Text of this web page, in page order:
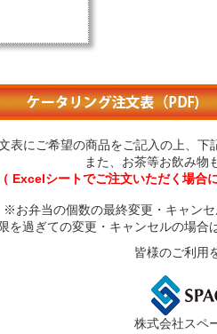
表にご希望の商品をご記入の上、下
また、お茶等お飲み物
（ Excelシートでご注文いただく場合
※お弁当の個数の最終変更・キャン
を過ぎての変更・キャンセルの場合
皆様のご利用
株式会社スペ